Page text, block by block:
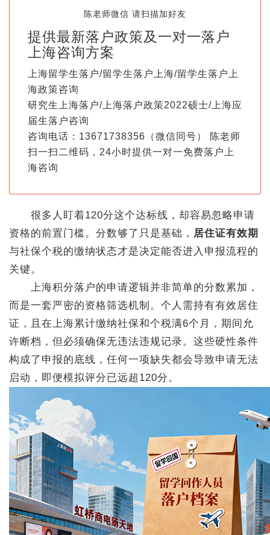
陈老师微信 请扫描加好友
提供最新落户政策及一对一落户
上海咨询方案
上海留学生落户/留学生落户上海/留学生落户上
海政策咨询
研究生上海落户/上海落户政策2022硕士/上海应
届生落户咨询
咨询电话：13671738356（微信同号） 陈老师
扫一扫二维码，24小时提供一对一免费落户上
海咨询
很多人盯着120分这个达标线，却容易忽略申请
资格的前置门槛。分数够了只是基础， 居住证有效期
与社保个税的缴纳状态才是决定能否进入申报流程的
关键。
上海积分落户的申请逻辑并非简单的分数累加，
而是一套严密的资格筛选机制。个人需持有有效居住
证，且在上海累计缴纳社保和个税满6个月，期间允
许断档，但必须确保无违法违规记录。这些硬性条件
构成了申报的底线，任何一项缺失都会导致申请无法
启动，即便模拟评分已远超120分。